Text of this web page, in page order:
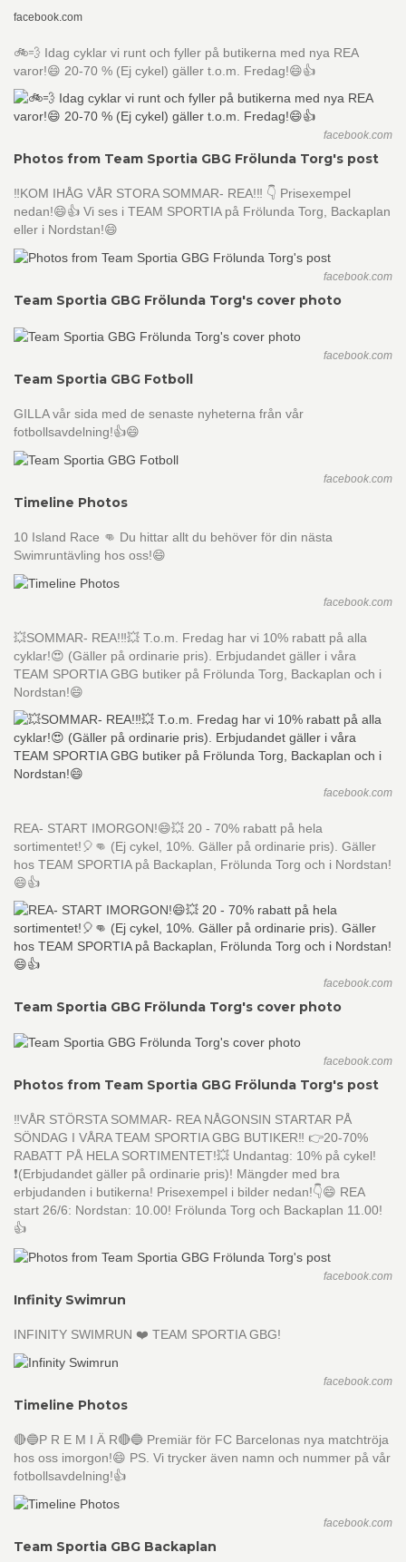
facebook.com
🚲💨 Idag cyklar vi runt och fyller på butikerna med nya REA
varor!😄 20-70 % (Ej cykel) gäller t.o.m. Fredag!😄👍
facebook.com
Photos from Team Sportia GBG Frölunda Torg's post
‼️KOM IHÅG VÅR STORA SOMMAR- REA!‼️ 👇 Prisexempel
nedan!😄👍 Vi ses i TEAM SPORTIA på Frölunda Torg, Backaplan
eller i Nordstan!😄
facebook.com
Team Sportia GBG Frölunda Torg's cover photo
facebook.com
Team Sportia GBG Fotboll
GILLA vår sida med de senaste nyheterna från vår
fotbollsavdelning!👍😄
facebook.com
Timeline Photos
10 Island Race 👊 Du hittar allt du behöver för din nästa
Swimruntävling hos oss!😄
facebook.com
💥SOMMAR- REA!‼️💥 T.o.m. Fredag har vi 10% rabatt på alla
cyklar!😍 (Gäller på ordinarie pris). Erbjudandet gäller i våra
TEAM SPORTIA GBG butiker på Frölunda Torg, Backaplan och i
Nordstan!😄
facebook.com
REA- START IMORGON!😄💥 20 - 70% rabatt på hela
sortimentet!🎈👊 (Ej cykel, 10%. Gäller på ordinarie pris). Gäller
hos TEAM SPORTIA på Backaplan, Frölunda Torg och i Nordstan!
😄👍
facebook.com
Team Sportia GBG Frölunda Torg's cover photo
facebook.com
Photos from Team Sportia GBG Frölunda Torg's post
‼️VÅR STÖRSTA SOMMAR- REA NÅGONSIN STARTAR PÅ
SÖNDAG I VÅRA TEAM SPORTIA GBG BUTIKER‼️ 👉20-70%
RABATT PÅ HELA SORTIMENTET!💥 Undantag: 10% på cykel!
❗️(Erbjudandet gäller på ordinarie pris)! Mängder med bra
erbjudanden i butikerna! Prisexempel i bilder nedan!👇😄 REA
start 26/6: Nordstan: 10.00! Frölunda Torg och Backaplan 11.00!
👍
facebook.com
Infinity Swimrun
INFINITY SWIMRUN ❤️ TEAM SPORTIA GBG!
facebook.com
Timeline Photos
🔴🔵P R E M I Ä R🔴🔵 Premiär för FC Barcelonas nya matchtröja
hos oss imorgon!😄 PS. Vi trycker även namn och nummer på vår
fotbollsavdelning!👍
facebook.com
Team Sportia GBG Backaplan